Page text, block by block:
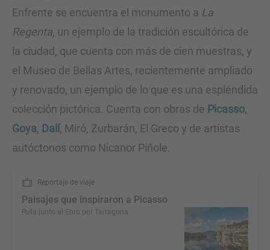
Enfrente se encuentra el monumento a La
Regenta, un ejemplo de la tradición escultórica de
la ciudad, que cuenta con más de cien muestras, y
el Museo de Bellas Artes, recientemente ampliado
y renovado, un ejemplo de lo que es una espléndida
colección pictórica. Cuenta con obras de Picasso,
Goya, Dalí, Miró, Zurbarán, El Greco y de artistas
autóctonos como Nicanor Piñole.
Reportaje de viaje
Paisajes que inspiraron a Picasso
Ruta junto al Ebro por Tarragona